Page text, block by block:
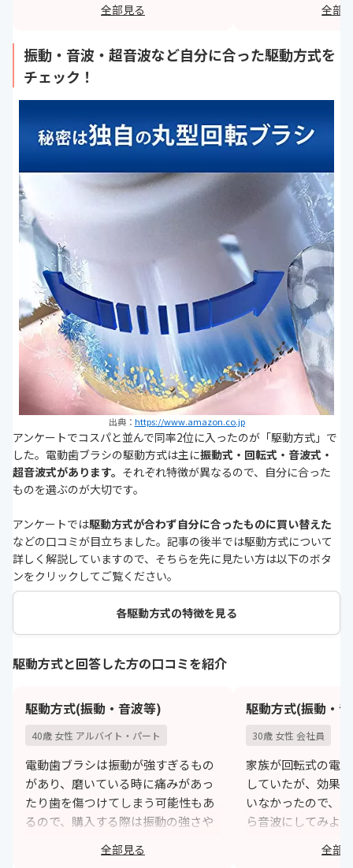
ので、必要な機能と値段のバランス
https://monita.online
全部見る 全部
振動・音波・超音波など自分に合った駆動方式を
チェック！
出典： https://www.amazon.co.jp
アンケートでコスパと並んで同率2位に入ったのが「駆動方式」で
した。電動歯ブラシの駆動方式は主に振動式・回転式・音波式・
超音波式があります。 それぞれ特徴が異なるので、自分に合った
ものを選ぶのが大切です。
アンケートでは駆動方式が合わず自分に合ったものに買い替えた
などの口コミが目立ちました。記事の後半では駆動方式について
詳しく解説していますので、そちらを先に見たい方は以下のボタ
ンをクリックしてご覧ください。
各駆動方式の特徴を見る
駆動方式と回答した方の口コミを紹介
駆動方式(振動・音波等)
40歳 女性 アルバイト・パート
電動歯ブラシは振動が強すぎるもの
があり、磨いている時に痛みがあっ
たり歯を傷つけてしまう可能性もあ
るので、購入する際は振動の強さや
全部見る
駆動方式(振動・
30歳 女性 会社員
家族が回転式の電
していたが、効果
いなかったので、
ら音波にしてみよ
シで歯がツルツル
全部